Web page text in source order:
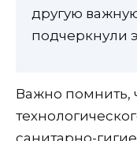
другую
подчеркнули
Важно помнить,
санитарно-